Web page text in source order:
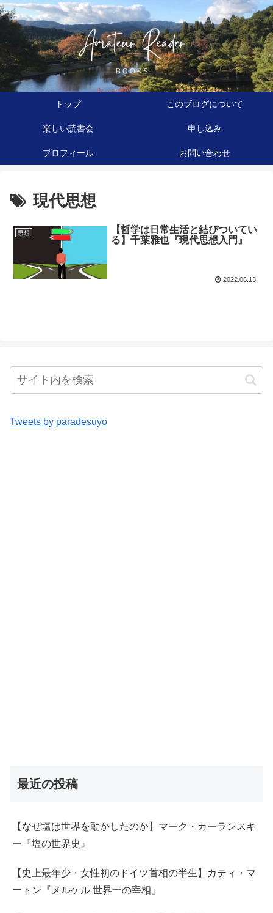
トップ このブログについて
楽しい読書会 申し込み
プロフィール お問い合わせ
現代思想
思想
【哲学は日常生活と結びついてい
る】千葉雅也『現代思想入門』
2022.06.13
Tweets by paradesuyo
最近の投稿
【なぜ塩は世界を動かしたのか】マーク・カーランスキ
ー『塩の世界史』
【史上最年少・女性初のドイツ首相の半生】カティ・マ
ートン『メルケル 世界一の宰相』